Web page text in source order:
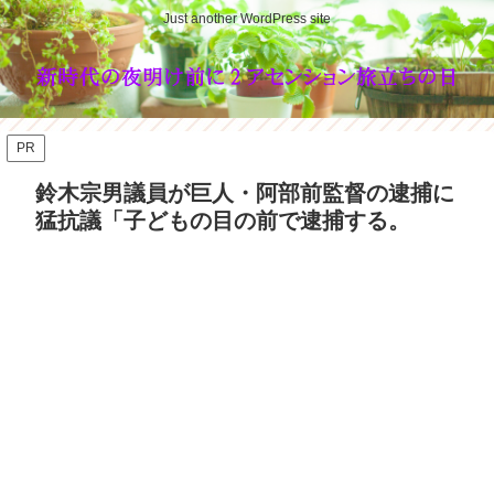
Just another WordPress site
PR
鈴木宗男議員が巨人・阿部前監督の逮捕に
猛抗議「子どもの目の前で逮捕する。